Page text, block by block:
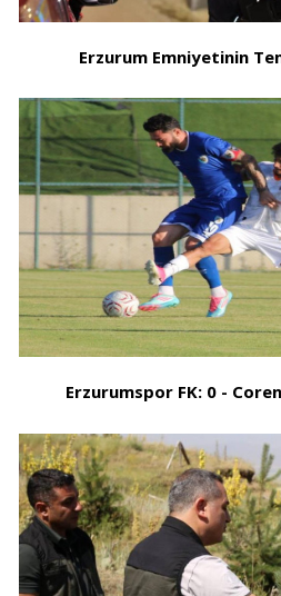
Erzurum Emniyetinin
Erzurumspor FK: 0 -